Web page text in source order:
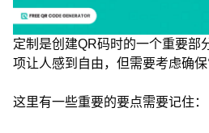
定制是创建QR码时的一个重要部
项让人感到自由，但需要考虑确保
这里有一些重要的要点需要记住：